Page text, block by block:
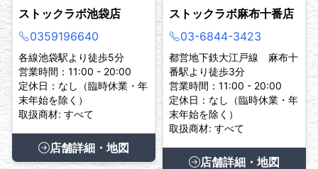
ストックラボ池袋店
0359196640
各線池袋駅より徒歩5分
営業時間：11:00 - 20:00
定休日：なし（臨時休業・年
末年始を除く）
取扱商材: すべて
店舗詳細・地図
ストックラボ麻布十番店
03-6844-3423
都営地下鉄大江戸線 麻布十
番駅より徒歩3分
営業時間：11:00 - 20:00
定休日：なし（臨時休業・年
末年始を除く）
取扱商材: すべて
店舗詳細・地図